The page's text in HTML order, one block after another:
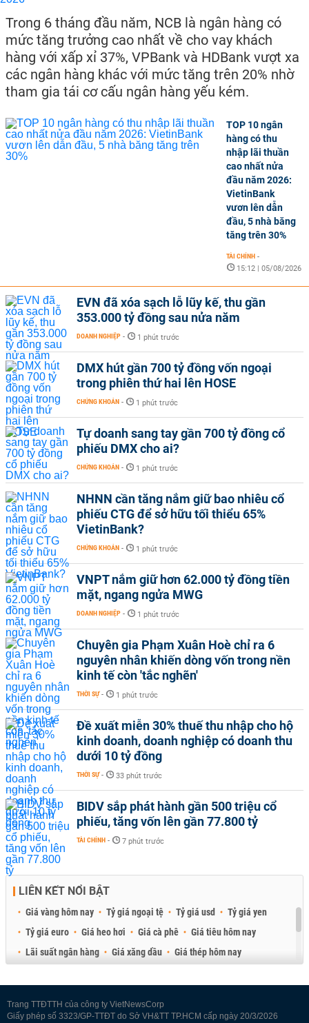
Trong 6 tháng đầu năm, NCB là ngân hàng có
mức tăng trưởng cao nhất về cho vay khách
hàng với xấp xỉ 37%, VPBank và HDBank vượt xa
các ngân hàng khác với mức tăng trên 20% nhờ
tham gia tái cơ cấu ngân hàng yếu kém.
TOP 10 ngân
hàng có thu
nhập lãi thuần
cao nhất nửa
đầu năm 2026:
VietinBank
vươn lên dẫn
đầu, 5 nhà băng
tăng trên 30%
TÀI CHÍNH -
15:12 | 05/08/2026
EVN đã xóa sạch lỗ lũy kế, thu gần
353.000 tỷ đồng sau nửa năm
DOANH NGHIỆP - 1 phút trước
DMX hút gần 700 tỷ đồng vốn ngoại
trong phiên thứ hai lên HOSE
CHỨNG KHOÁN - 1 phút trước
Tự doanh sang tay gần 700 tỷ đồng cổ
phiếu DMX cho ai?
CHỨNG KHOÁN - 1 phút trước
NHNN cần tăng nắm giữ bao nhiêu cổ
phiếu CTG để sở hữu tối thiểu 65%
VietinBank?
CHỨNG KHOÁN - 1 phút trước
VNPT nắm giữ hơn 62.000 tỷ đồng tiền
mặt, ngang ngửa MWG
DOANH NGHIỆP - 1 phút trước
Chuyên gia Phạm Xuân Hoè chỉ ra 6
nguyên nhân khiến dòng vốn trong nền
kinh tế còn 'tắc nghẽn'
THỜI SỰ - 1 phút trước
Đề xuất miễn 30% thuế thu nhập cho hộ
kinh doanh, doanh nghiệp có doanh thu
dưới 10 tỷ đồng
THỜI SỰ - 33 phút trước
BIDV sắp phát hành gần 500 triệu cổ
phiếu, tăng vốn lên gần 77.800 tỷ
TÀI CHÍNH - 7 phút trước
LIÊN KẾT NỔI BẬT
Giá vàng hôm nay Tỷ giá ngoại tệ Tỷ giá usd
Tỷ giá yen
Tỷ giá euro
Giá heo hơi Giá cà phê
Giá tiêu hôm nay
Lãi suất ngân hàng
Giá xăng dầu
Giá thép hôm nay
Trang TTĐTTH của công ty VietNewsCorp
Giấy phép số 3323/GP-TTĐT do Sở VH&TT TP.HCM cấp ngày 20/3/2026